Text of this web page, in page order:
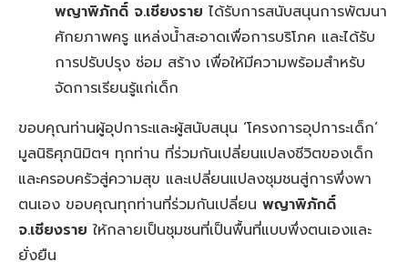
พญาพิภักดิ์ จ.เชียงราย ได้รับการสนับสนุนการพัฒนา
ศักยภาพครู แหล่งน้ำสะอาดเพื่อการบริโภค และได้รับ
การปรับปรุง ซ่อม สร้าง เพื่อให้มีความพร้อมสำหรับ
จัดการเรียนรู้แก่เด็ก
ขอบคุณท่านผู้อุปการะและผู้สนับสนุน ‘โครงการอุปการะเด็ก’
มูลนิธิศุภนิมิตฯ ทุกท่าน ที่ร่วมกันเปลี่ยนแปลงชีวิตของเด็ก
และครอบครัวสู่ความสุข และเปลี่ยนแปลงชุมชนสู่การพึ่งพา
ตนเอง ขอบคุณทุกท่านที่ร่วมกันเปลี่ยน พญาพิภักดิ์
จ.เชียงราย ให้กลายเป็นชุมชนที่เป็นพื้นที่แบบพึ่งตนเองและ
ยั่งยืน